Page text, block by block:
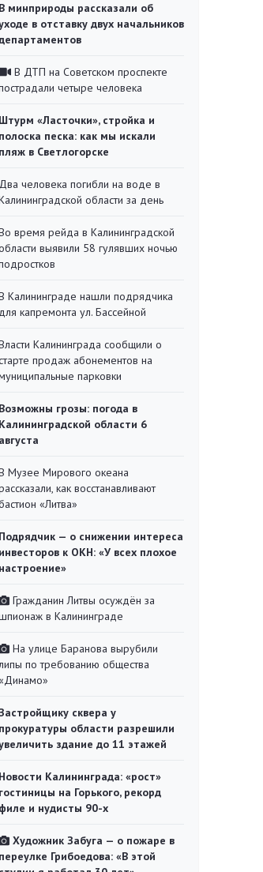
В минприроды рассказали об
в отставку двух начальников
В ДТП на Советском проспекте
четыре человека
Штурм «Ласточки», стройка и
полоска песка: как мы искали
пляж в Светлогорске
Два человека погибли на воде в
области за день
время рейда в Калининградской
выявили 58 гулявших ночью
Калининграде нашли подрядчика
для капремонта ул. Бассейной
Калининграда сообщили о
продаж абонементов на
парковки
Возможны грозы: погода в
Калининградской области 6
августа
Музее Мирового океана
как восстанавливают
«Литва»
Подрядчик — о снижении интереса
инвесторов к ОКН: «У всех плохое
настроение»
Гражданин Литвы осуждён за
в Калининграде
На улице Баранова вырубили
по требованию общества
сквера у
прокуратуры области разрешили
здание до 11 этажей
Новости Калининграда: «рост»
гостиницы на Горького, рекорд
филе и нудисты 90-х
Художник Забуга — о пожаре в
переулке Грибоедова: «В этой